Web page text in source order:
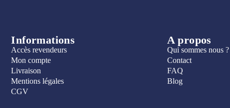
Informations
Accès revendeurs
Mon compte
Livraison
Mentions légales
CGV
A propos
Qui sommes nous ?
Contact
FAQ
Blog